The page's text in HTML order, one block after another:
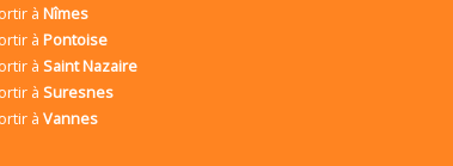
à Nîmes
à Pontoise
à Saint Nazaire
à Suresnes
à Vannes